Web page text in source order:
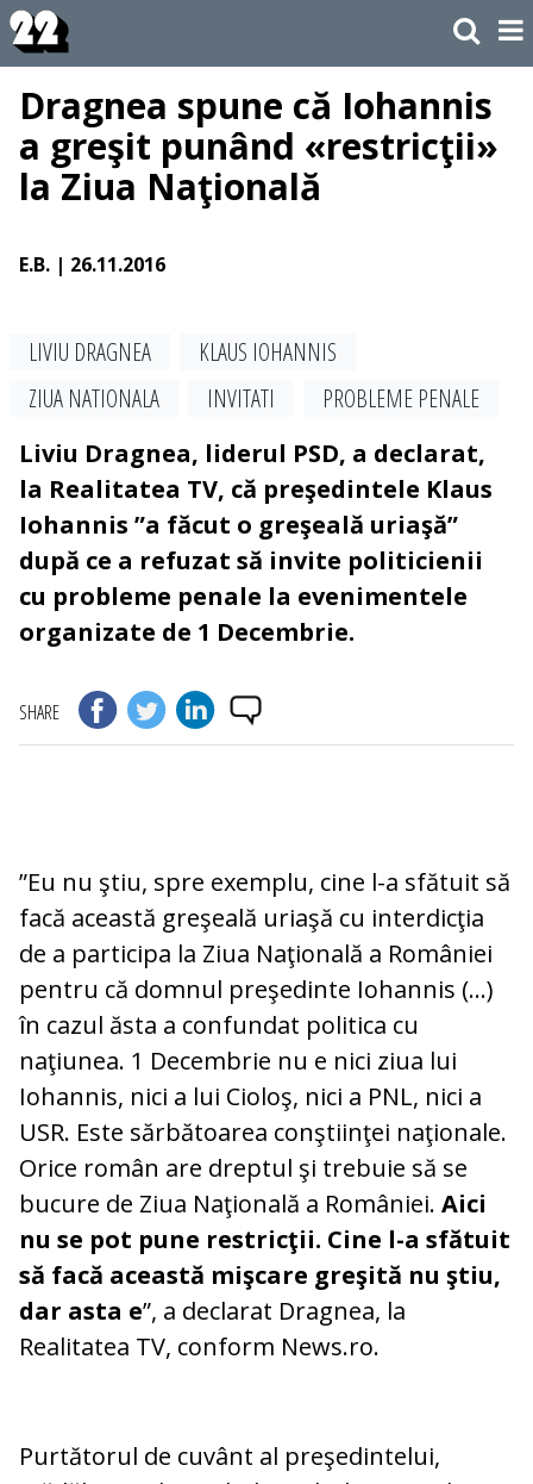
Dragnea spune că Iohannis
a greşit punând «restricţii»
la Ziua Naţională
E.B. | 26.11.2016
LIVIU DRAGNEA
KLAUS IOHANNIS
ZIUA NATIONALA
INVITATI
PROBLEME PENALE
Liviu Dragnea, liderul PSD, a declarat,
la Realitatea TV, că preşedintele Klaus
Iohannis ”a făcut o greşeală uriaşă”
după ce a refuzat să invite politicienii
cu probleme penale la evenimentele
organizate de 1 Decembrie.
SHARE
”Eu nu ştiu, spre exemplu, cine l-a sfătuit să
facă această greşeală uriaşă cu interdicţia
de a participa la Ziua Naţională a României
pentru că domnul preşedinte Iohannis (...)
în cazul ăsta a confundat politica cu
naţiunea. 1 Decembrie nu e nici ziua lui
Iohannis, nici a lui Cioloş, nici a PNL, nici a
USR. Este sărbătoarea conştiinţei naţionale.
Orice român are dreptul şi trebuie să se
bucure de Ziua Naţională a României. Aici
nu se pot pune restricţii. Cine l-a sfătuit
să facă această mişcare greşită nu ştiu,
dar asta e”, a declarat Dragnea, la
Realitatea TV, conform News.ro.
Purtătorul de cuvânt al preşedintelui,